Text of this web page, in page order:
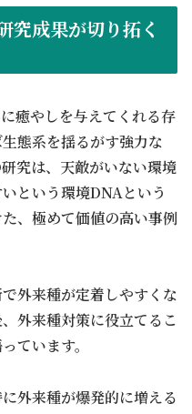
究成果が切り拓く
癒やしを与えてくれる存
態系を揺るがす強力な
究は、天敵がいない環境
という環境DNAという
、極めて価値の高い事例
外来種が定着しやすくな
外来種対策に役立てるこ
ています。
外来種が爆発的に増える